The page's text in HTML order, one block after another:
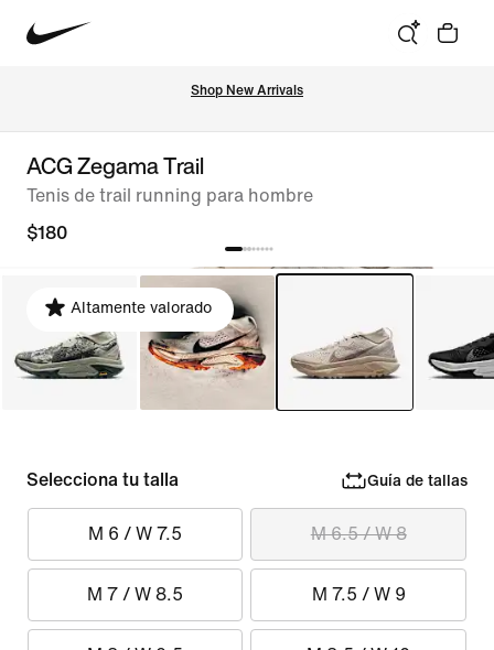
Shop New Arrivals
ACG Zegama Trail
Tenis de trail running para hombre
$180
Altamente valorado
Selecciona tu talla Guía de tallas
M 6 / W 7.5 M 6.5 / W 8
M 7 / W 8.5 M 7.5 / W 9